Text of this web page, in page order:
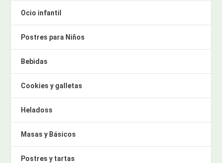
Ocio infantil
Postres para Niños
Bebidas
Cookies y galletas
Heladoss
Masas y Básicos
Postres y tartas